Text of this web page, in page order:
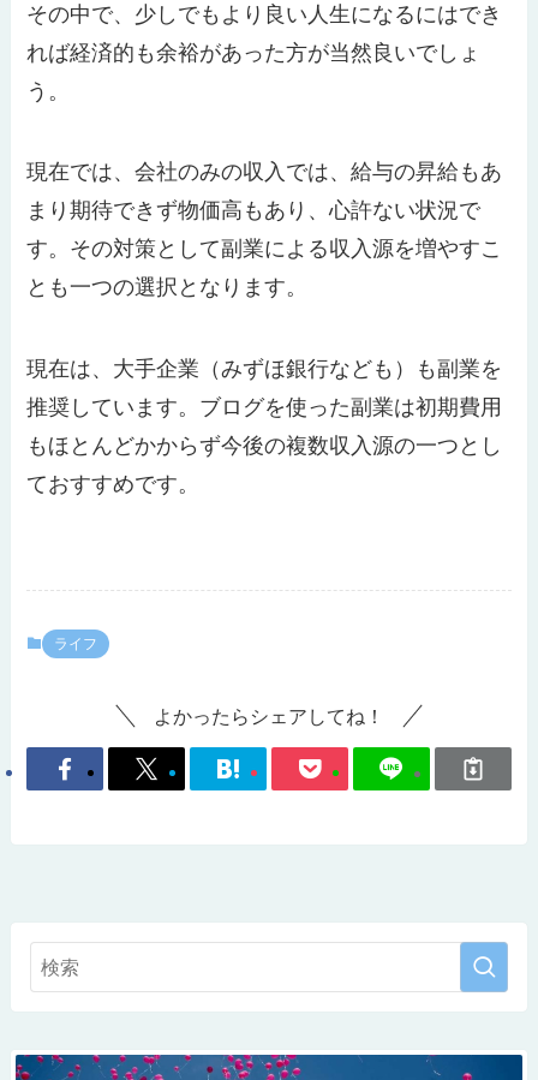
その中で、少しでもより良い人生になるにはでき
れば経済的も余裕があった方が当然良いでしょ
う。
現在では、会社のみの収入では、給与の昇給もあ
まり期待できず物価高もあり、心許ない状況で
す。その対策として副業による収入源を増やすこ
とも一つの選択となります。
現在は、大手企業（みずほ銀行なども）も副業を
推奨しています。ブログを使った副業は初期費用
もほとんどかからず今後の複数収入源の一つとし
ておすすめです。
ライフ
よかったらシェアしてね！